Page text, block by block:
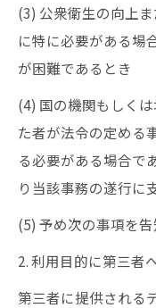
(3) 公衆衛生の向上
に特に必要がある場
が困難であるとき
(4) 国の機関もしく
た者が法令の定める
る必要がある場合で
り当該事務の遂行に
(5) 予め次の事項を
2. 利用目的に第三者
第三者に提供される